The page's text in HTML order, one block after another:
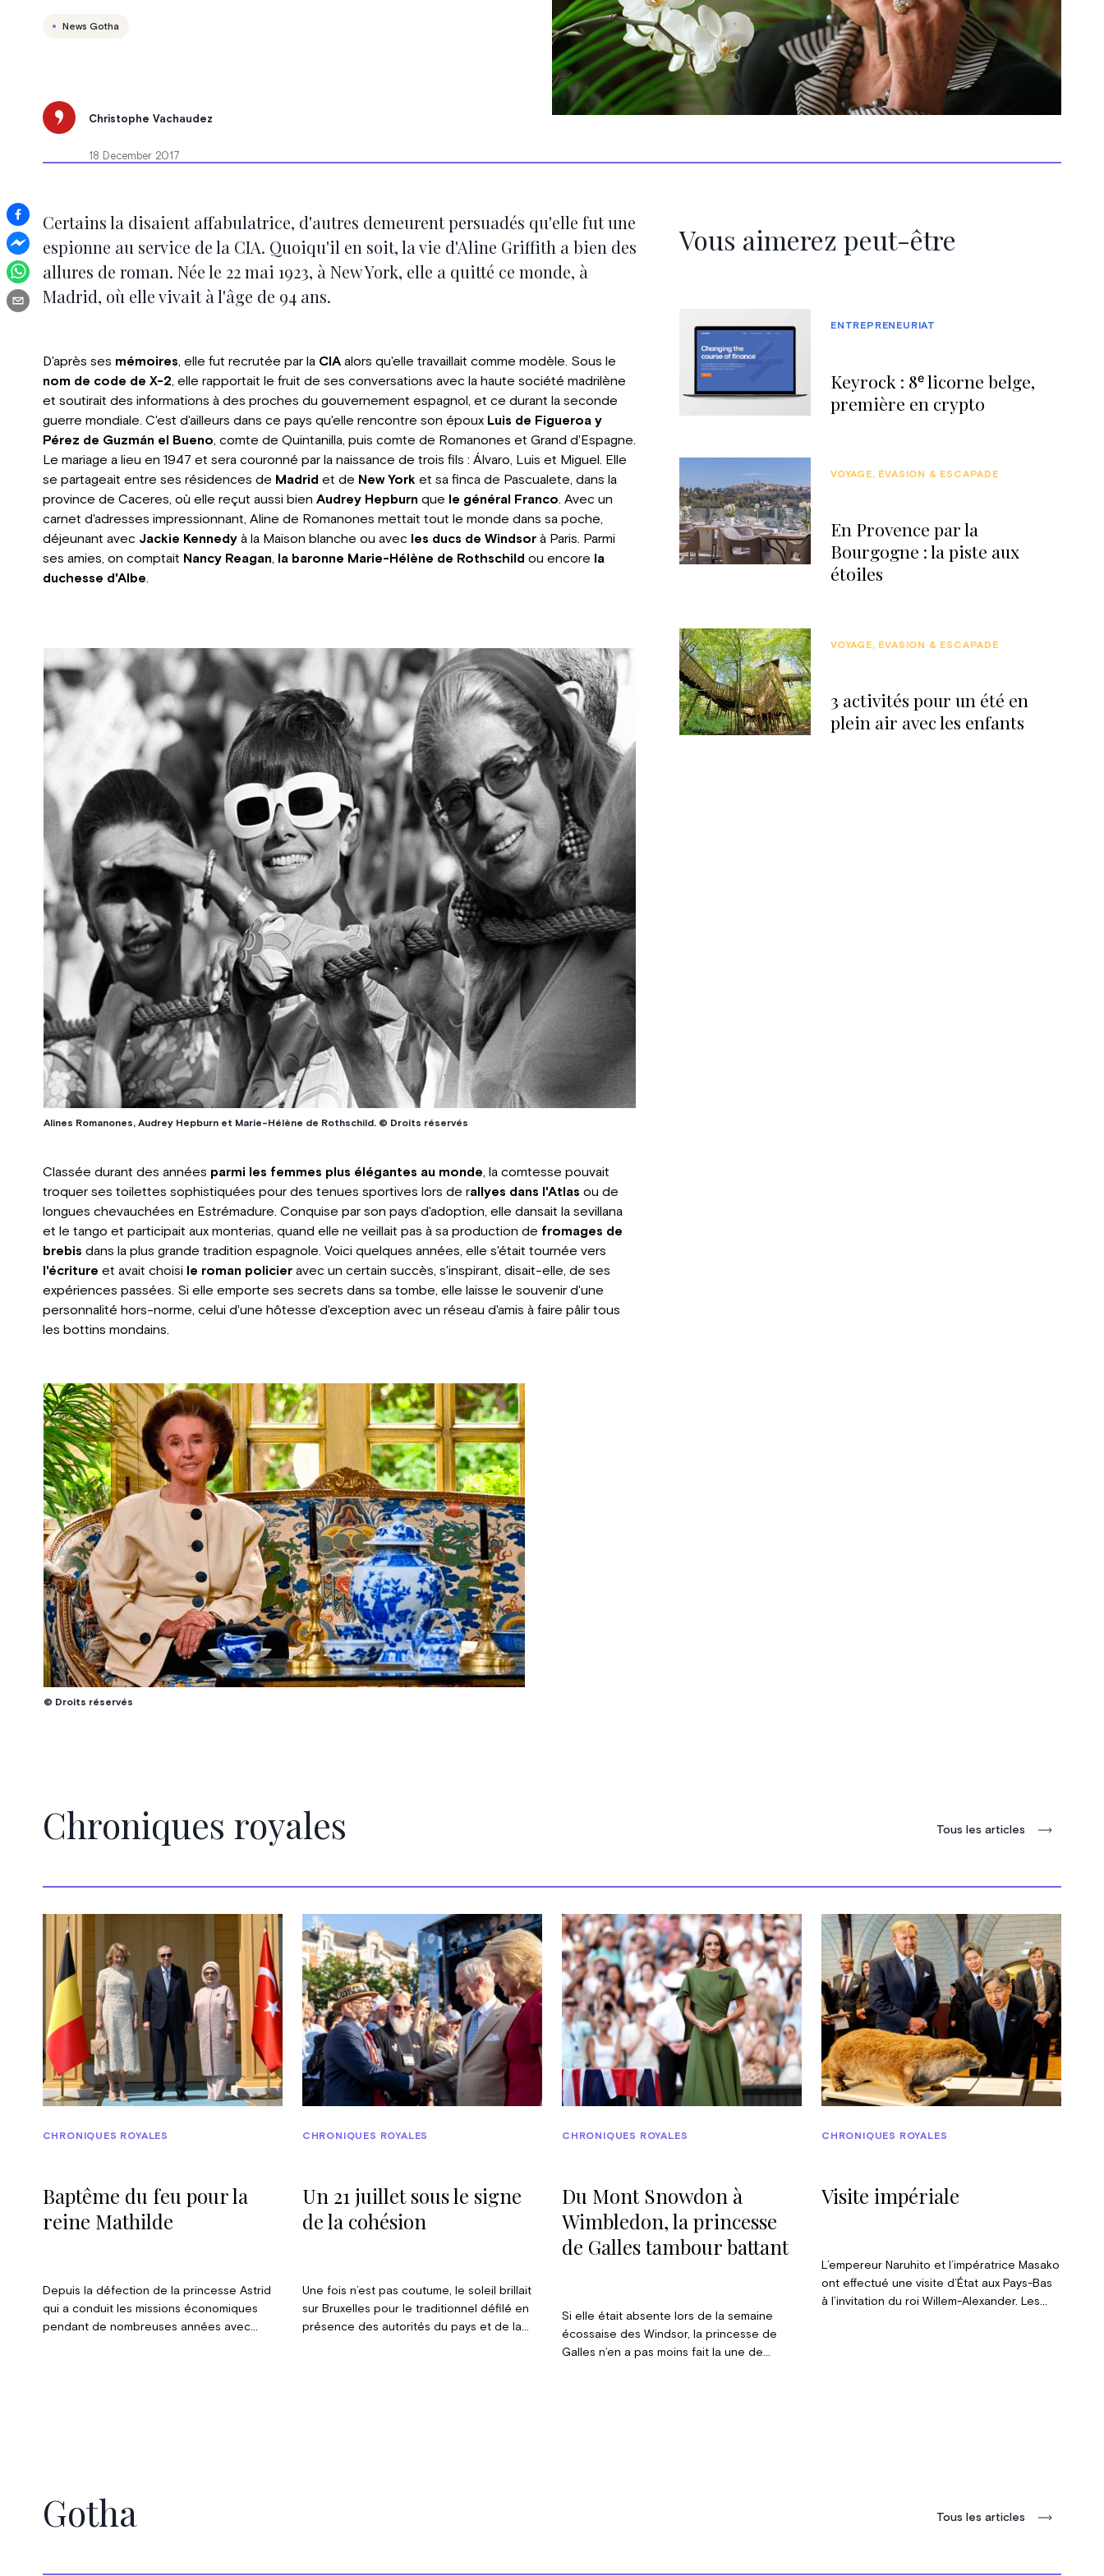
News Gotha
Christophe Vachaudez
18 December 2017
Certains la disaient affabulatrice, d'autres demeurent persuadés qu'elle fut une
espionne au service de la CIA. Quoiqu'il en soit, la vie d'Aline Griffith a bien des
allures de roman. Née le 22 mai 1923, à New York, elle a quitté ce monde, à
Madrid, où elle vivait à l'âge de 94 ans.
D'après ses mémoires, elle fut recrutée par la CIAalors qu'elle travaillait comme modèle. Sous le
nom de code de X-2, elle rapportait le fruit de ses conversations avec la haute société madrilène
et soutirait des informations à des proches du gouvernement espagnol, et ce durant la seconde
guerre mondiale. C'est d'ailleurs dans ce pays qu'elle rencontre son époux Luis de Figueroa y
Pérez de Guzmán el Bueno, comte de Quintanilla, puis comte de Romanones et Grand d'Espagne.
Le mariage a lieu en 1947 et sera couronné par la naissance de trois fils : Álvaro, Luis et Miguel. Elle
se partageait entre ses résidences de Madrid et de New York et sa finca de Pascualete, dans la
province de Caceres, où elle reçut aussi bien Audrey Hepburn que le général Franco. Avec un
carnet d'adresses impressionnant, Aline de Romanones mettait tout le monde dans sa poche,
déjeunant avec Jackie Kennedyà la Maison blanche ou avec les ducs de Windsorà Paris. Parmi
ses amies, on comptait Nancy Reagan, la baronne Marie-Hélène de Rothschild ou encore la
duchesse d'Albe.
Alines Romanones, Audrey Hepburn et Marie-Hélène de Rothschild. © Droits réservés
Classée durant des années parmi les femmes plus élégantes au monde, la comtesse pouvait
troquer ses toilettes sophistiquées pour des tenues sportives lors de rallyes dans l'Atlas ou de
longues chevauchées en Estrémadure. Conquise par son pays d'adoption, elle dansait la sevillana
et le tango et participait aux monterias, quand elle ne veillait pas à sa production de fromages de
brebis dans la plus grande tradition espagnole. Voici quelques années, elle s'était tournée vers
l'écriture et avait choisi le roman policieravec un certain succès, s'inspirant, disait-elle, de ses
expériences passées. Si elle emporte ses secrets dans sa tombe, elle laisse le souvenir d'une
personnalité hors-norme, celui d'une hôtesse d'exception avec un réseau d'amis à faire pâlir tous
les bottins mondains.
© Droits réservés
Vous aimerez peut-être
Keyrock : 8ᵉ licorne belge,
première en crypto
ENTREPRENEURIAT
En Provence par la
Bourgogne : la piste aux
étoiles
VOYAGE, ÉVASION & ESCAPADE
3 activités pour un été en
plein air avec les enfants
VOYAGE, ÉVASION & ESCAPADE
Chroniques royales Tous les articles
Baptême du feu pour la
reine Mathilde
CHRONIQUES ROYALES
Depuis la défection de la princesse Astrid
qui a conduit les missions économiques
pendant de nombreuses années avec
certes pas un hasard dans le déroulé des
opérations.
Un 21 juillet sous le signe
de la cohésion
CHRONIQUES ROYALES
Une fois n’est pas coutume, le soleil brillait
sur Bruxelles pour le traditionnel défilé en
présence des autorités du pays et de la
Du Mont Snowdon à
Wimbledon, la princesse
de Galles tambour battant
CHRONIQUES ROYALES
Si elle était absente lors de la semaine
écossaise des Windsor, la princesse de
Galles n’en a pas moins fait la une de
Visite impériale
CHRONIQUES ROYALES
L’empereur Naruhito et l’impératrice Masako
ont effectué une visite d’État aux Pays-Bas
à l’invitation du roi Willem-Alexander. Les
Gotha Tous les articles